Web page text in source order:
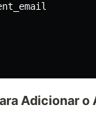
Adicionar o